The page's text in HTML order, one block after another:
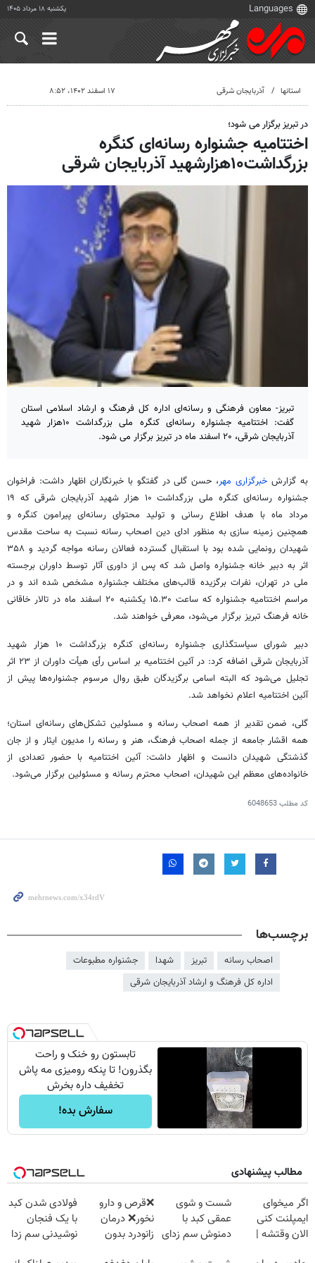
یکشنبه ۱۸ مرداد ۱۴۰۵
استانها آذربایجان شرقی ۱۷ اسفند ۱۴۰۲، ۸:۵۲
در تبریز برگزار می شود؛
اختتامیه جشنواره رسانه‌ای کنگره
بزرگداشت۱۰هزارشهید آذربایجان شرقی
تبریز- معاون فرهنگی و رسانه‌ای اداره کل فرهنگ و ارشاد اسلامی استان
گفت: اختتامیه جشنواره رسانه‌ای کنگره ملی بزرگداشت ۱۰هزار شهید
آذربایجان شرقی، ۲۰ اسفند ماه در تبریز برگزار می شود.
به گزارشخبرگزاری مهر، حسن گلی در گفتگو با خبرنگاران اظهار داشت: فراخوان
جشنواره رسانه‌ای کنگره ملی بزرگداشت ۱۰ هزار شهید آذربایجان شرقی که ١٩
مرداد ماه با هدف اطلاع رسانی و تولید محتوای رسانه‌ای پیرامون کنگره و
همچنین زمینه سازی به منظور ادای دین اصحاب رسانه نسبت به ساحت مقدس
شهیدان رونمایی شده بود با استقبال گسترده فعالان رسانه مواجه گردید و ٣۵٨
اثر به دبیر خانه جشنواره واصل شد که پس از داوری آثار توسط داوران برجسته
ملی در تهران، نفرات برگزیده قالب‌های مختلف جشنواره مشخص شده اند و در
مراسم اختتامیه جشنواره که ساعت ۱۵.۳۰ یکشنبه ۲۰ اسفند ماه در تالار خاقانی
خانه فرهنگ تبریز برگزار می‌شود، معرفی خواهند شد.
دبیر شورای سیاستگذاری جشنواره رسانه‌ای کنگره بزرگداشت ۱۰ هزار شهید
آذربایجان شرقی اضافه کرد: در آئین اختتامیه بر اساس رأی هیأت داوران از ۲۳ اثر
تجلیل می‌شود که البته اسامی برگزیدگان طبق روال مرسوم جشنواره‌ها پیش از
آئین اختتامیه اعلام نخواهد شد.
گلی، ضمن تقدیر از همه اصحاب رسانه و مسئولین تشکل‌های رسانه‌ای استان؛
همه اقشار جامعه از جمله اصحاب فرهنگ، هنر و رسانه را مدیون ایثار و از جان
گذشتگی شهیدان دانست و اظهار داشت: آئین اختتامیه با حضور تعدادی از
خانواده‌های معظم این شهیدان، اصحاب محترم رسانه و مسئولین برگزار می‌شود.
کد مطلب6048653
برچسب‌ها
اصحاب رسانه تبریز شهدا
جشنواره مطبوعات
اداره کل فرهنگ و ارشاد آذربایجان شرقی
تابستون رو خنک و راحت
بگذرون! تا پنکه رومیزی مه پاش
تخفیف داره بخرش
سفارش بده!
مطالب پیشنهادی
اگر میخوای
ایمپلنت کنی
الان وقتشه |
شست و شوی
عمقی کبد با
دمنوش سم زدای
❌قرص‌ و دارو
نخور❌ درمان
زانودرد بدون
فولادی شدن کبد
با یک فنجان
نوشیدنی سم زدا